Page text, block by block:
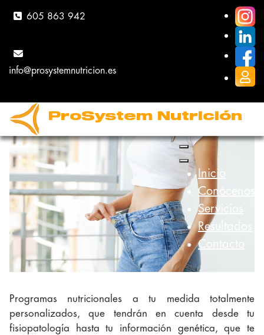
605 863 942
info@prosystemnutricion.es
ProSystem Nutrición
Inicio
Conócenos
Servicios
Resultados
Contacto
DIETAS
Programas nutricionales a tu medida totalmente
personalizados, que tendrán en cuenta desde tu
fisiopatología hasta tu información genética, que te